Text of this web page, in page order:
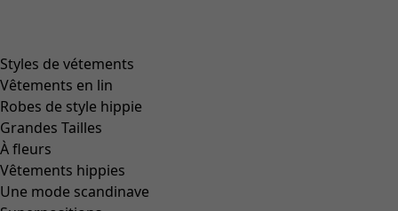
Styles de vétements
Vêtements en lin
Robes de style hippie
Grandes Tailles
À fleurs
Vêtements hippies
Une mode scandinave